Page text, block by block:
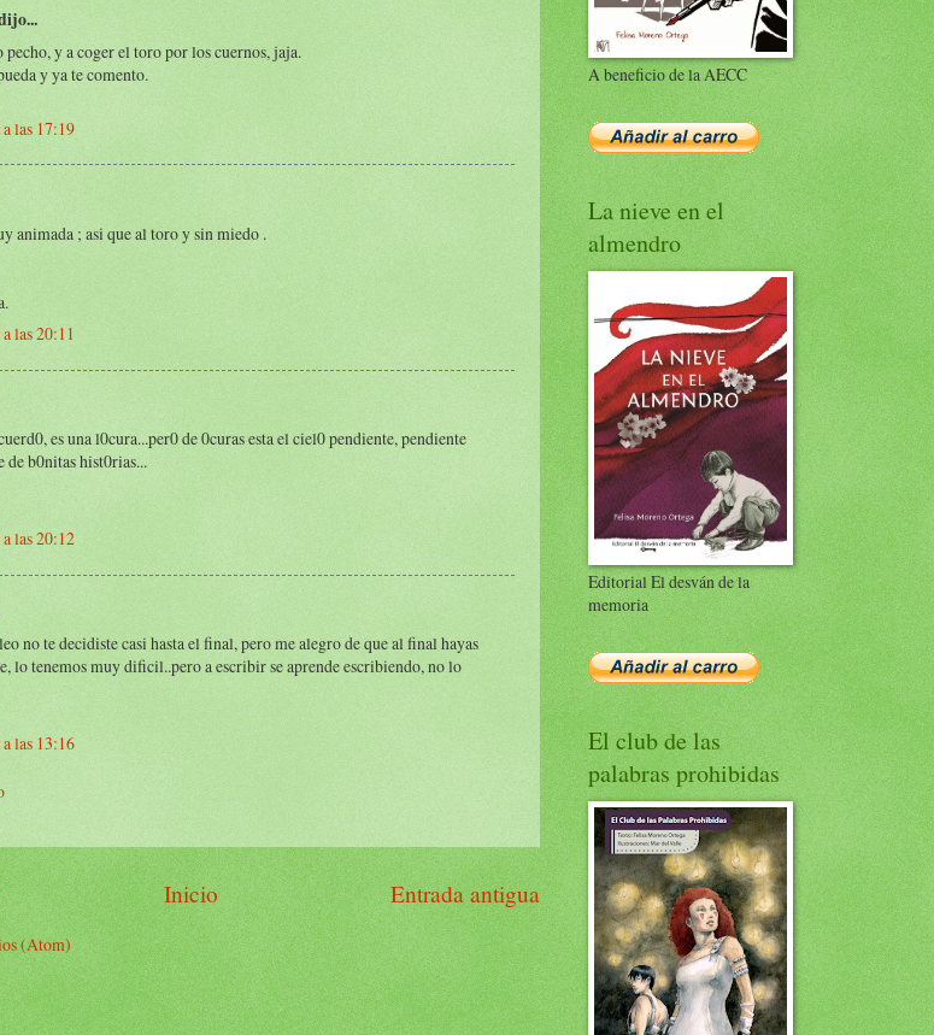
pecho, y a coger el toro por los cuernos, jaja.
y ya te comento.
las 17:19
animada ; asi que al toro y sin miedo .
las 20:11
es una l0cura...per0 de 0curas esta el ciel0 pendiente, pendiente
de b0nitas hist0rias...
las 20:12
no te decidiste casi hasta el final, pero me alegro de que al final hayas
lo tenemos muy dificil..pero a escribir se aprende escribiendo, no lo
las 13:16
Entrada antigua
Inicio
(Atom)
A beneficio de la AECC
La nieve en el
almendro
Editorial El desván de la
memoria
El club de las
palabras prohibidas